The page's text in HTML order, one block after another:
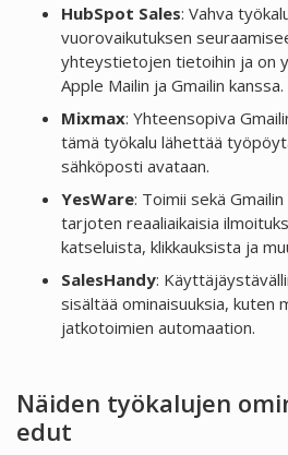
HubSpot Sales: Vahva
vuorovaikutuksen
yhteystietojen tietoihin ja on
Apple Mailin ja Gmailin kanssa.
Mixmax: Yhteensopiva
tämä työkalu lähettää
sähköposti avataan.
YesWare: Toimii sekä
tarjoten reaaliaikaisia
katseluista, klikkauksista ja
SalesHandy:
sisältää ominaisuuksia, kuten
jatkotoimien automaation.
Näiden työkalujen
edut